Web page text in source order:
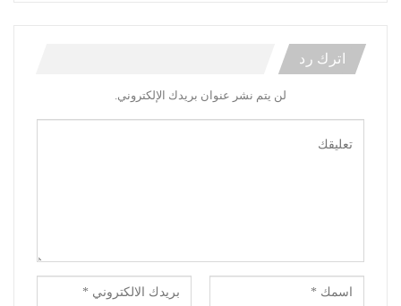
اترك رد
لن يتم نشر عنوان بريدك الإلكتروني.